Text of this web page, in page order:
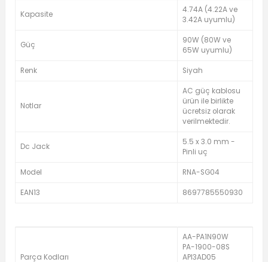
Kapasite
4.74A (4.22A ve
3.42A uyumlu)
Güç
90W (80W ve
65W uyumlu)
Renk Siyah
Notlar
AC güç kablosu
ürün ile birlikte
ücretsiz olarak
verilmektedir.
Dc Jack
5.5 x 3.0 mm -
Pinli uç
Model RNA-SG04
EAN13 8697785550930
Parça Kodları
AA-PA1N90W
PA-1900-08S
API3AD05